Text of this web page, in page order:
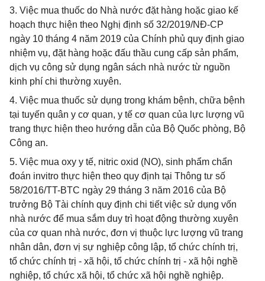
3. Việc mua thuốc do Nhà nước đặt hàng hoặc giao kế
hoạch thực hiện theo Nghị định số 32/2019/NĐ-CP
ngày 10 tháng 4 năm 2019 của Chính phủ quy định giao
nhiệm vụ, đặt hàng hoặc đấu thầu cung cấp sản phẩm,
dịch vụ công sử dụng ngân sách nhà nước từ nguồn
kinh phí chi thường xuyên.
4. Việc mua thuốc sử dụng trong khám bệnh, chữa bệnh
tại tuyến quân y cơ quan, y tế cơ quan của lực lượng vũ
trang thực hiện theo hướng dẫn của Bộ Quốc phòng, Bộ
Công an.
5. Việc mua oxy y tế, nitric oxid (NO), sinh phẩm chẩn
đoán invitro thực hiện theo quy định tại Thông tư số
58/2016/TT-BTC ngày 29 tháng 3 năm 2016 của Bộ
trưởng Bộ Tài chính quy định chi tiết việc sử dụng vốn
nhà nước để mua sắm duy trì hoạt động thường xuyên
của cơ quan nhà nước, đơn vị thuộc lực lượng vũ trang
nhân dân, đơn vị sự nghiệp công lập, tổ chức chính trị,
tổ chức chính trị - xã hội, tổ chức chính trị - xã hội nghề
nghiệp, tổ chức xã hội, tổ chức xã hội nghề nghiệp.